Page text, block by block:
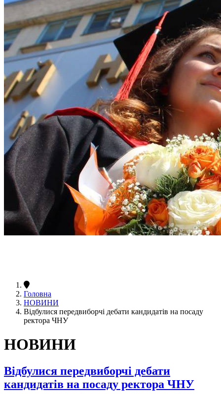
Головна
НОВИНИ
Відбулися передвиборчі дебати кандидатів на посаду
ректора ЧНУ
НОВИНИ
Відбулися передвиборчі дебати
кандидатів на посаду ректора ЧНУ